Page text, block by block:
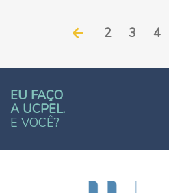
2 3 4
EU FAÇO
A UCPEL.
E VOCÊ?